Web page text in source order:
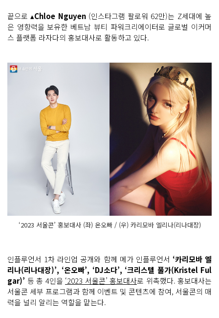
끝으로 ▴Chloe Nguyen(인스타그램 팔로워 62만)는 Z세대에 높
은 영향력을 보유한 베트남 뷰티 파워크리에이터로 글로벌 이커머
스 플랫폼 라자다의 홍보대사로 활동하고 있다.
‘2023 서울콘’ 홍보대사 (좌) 온오빠 / (우) 카리모바 엘리나(리나대장)
인플루언서 1차 라인업 공개와 함께 메가 인플루언서 ‘카리모바 엘
리나(리나대장)’, ‘온오빠’, ‘DJ소다’, ‘크리스텔 풀가(Kristel Ful
gar)’ 등 총 4인을 ‘2023 서울콘’ 홍보대사로 위촉했다. 홍보대사는
서울콘 세부 프로그램과 함께 이벤트 및 콘텐츠에 참여, 서울콘의 매
력을 널리 알리는 역할을 맡는다.